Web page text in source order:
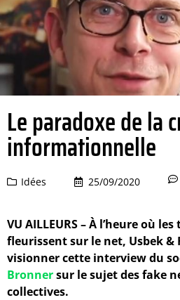
Le paradoxe de la
informationnelle
Idées 25/09/2020
VU AILLEURS – À l’heure où
fleurissent sur le net, Usbek &
visionner cette interview du
Bronnersur le sujet des fake
collectives.